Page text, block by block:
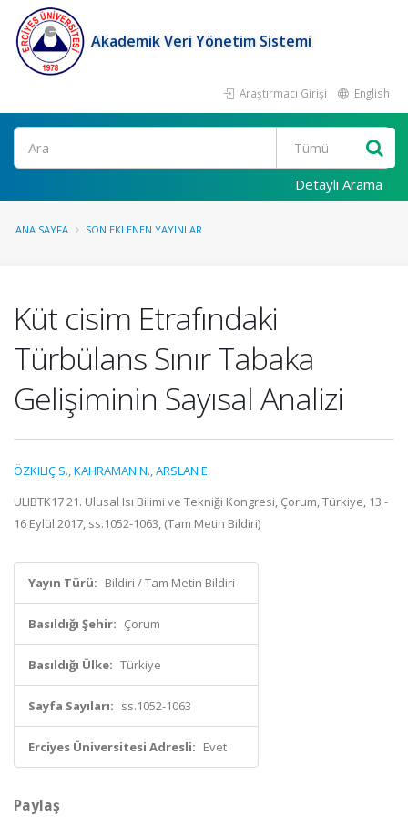
Akademik Veri Yönetim Sistemi
Araştırmacı Girişi English
Ara
Detaylı Arama
ANA SAYFA SON EKLENEN YAYINLAR
Küt cisim Etrafındaki
Türbülans Sınır Tabaka
Gelişiminin Sayısal Analizi
ÖZKILIÇ S.,KAHRAMAN N.,ARSLAN E.
ULIBTK17 21. Ulusal Isı Bilimi ve Tekniği Kongresi, Çorum, Türkiye, 13 -
16 Eylül 2017, ss.1052-1063, (Tam Metin Bildiri)
Yayın Türü: Bildiri / Tam Metin Bildiri
Basıldığı Şehir: Çorum
Basıldığı Ülke: Türkiye
Sayfa Sayıları: ss.1052-1063
Erciyes Üniversitesi Adresli: Evet
Paylaş